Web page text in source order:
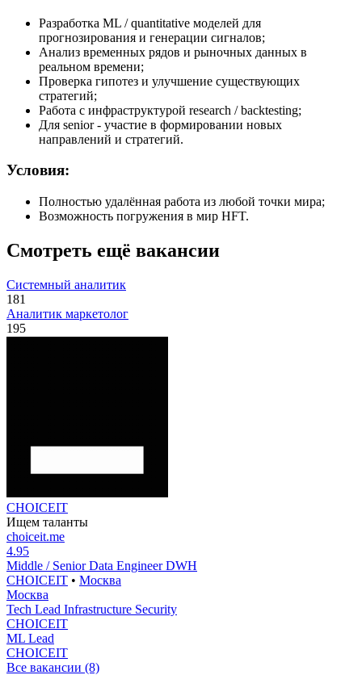
Разработка ML / quantitative моделей для
прогнозирования и генерации сигналов;
Анализ временных рядов и рыночных данных в
реальном времени;
Проверка гипотез и улучшение существующих
стратегий;
Работа с инфраструктурой research / backtesting;
Для senior - участие в формировании новых
направлений и стратегий.
Условия:
Полностью удалённая работа из любой точки мира;
Возможность погружения в мир HFT.
Смотреть ещё вакансии
Системный аналитик
181
Аналитик маркетолог
195
CHOICEIT
Ищем таланты
choiceit.me
4.95
Middle / Senior Data Engineer DWH
CHOICEIT • Москва
Москва
Tech Lead Infrastructure Security
CHOICEIT
ML Lead
CHOICEIT
Все вакансии (8)